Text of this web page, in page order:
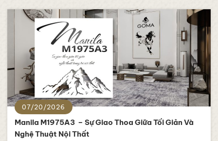
07/20/2026
Manila M1975A3 – Sự Giao Thoa Giữa Tối Giản Và
Nghệ Thuật Nội Thất